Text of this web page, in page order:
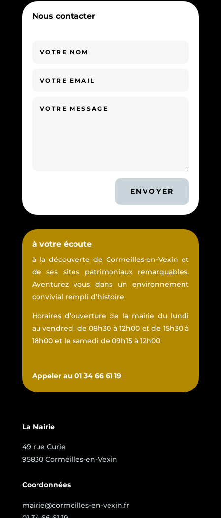
Nous contacter
ENVOYER
à votre écoute
à la découverte de Cormeilles-en-Vexin et
de ses sites patrimoniaux remarquables.
Aventurez vous dans un environnement
convivial rempli d’histoire
Horaires d’ouverture de la mairie du lundi
au vendredi de 08h30 à 12h00 et de 15h30 à
18h00 et le samedi de 09h15 à 12h00
Appeler au 01 34 66 61 19
La Mairie
49 rue Curie
95830 Cormeilles-en-Vexin
Coordonnées
mairie@cormeilles-en-vexin.fr